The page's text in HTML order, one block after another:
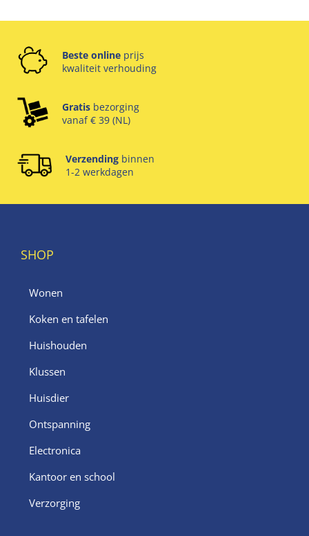
Beste online prijs
kwaliteit verhouding
Gratis bezorging
vanaf € 39 (NL)
Verzending binnen
1-2 werkdagen
SHOP
Wonen
Koken en tafelen
Huishouden
Klussen
Huisdier
Ontspanning
Electronica
Kantoor en school
Verzorging